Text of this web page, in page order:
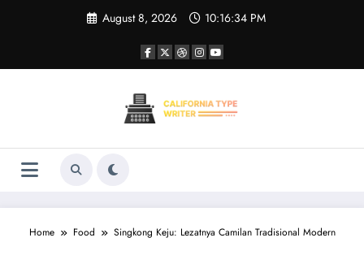
August 8, 2026 10:16:34 PM
Home Food Singkong Keju: Lezatnya Camilan Tradisional Modern